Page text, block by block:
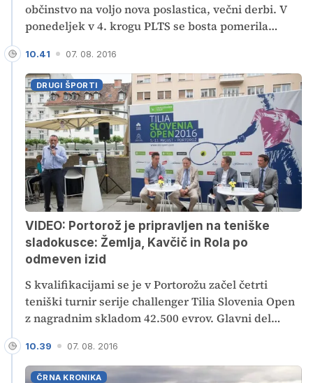
občinstvo na voljo nova poslastica, večni derbi. V
ponedeljek v 4. krogu PLTS se bosta pomerila
prvouvrščeno moštvo minule sezone državnega
prvenstva.
DRUGI ŠPORTI
10.41 07. 08. 2016
VIDEO: Portorož je pripravljen na teniške
sladokusce: Žemlja, Kavčič in Rola po
odmeven izid
S kvalifikacijami se je v Portorožu začel četrti
teniški turnir serije challenger Tilia Slovenia Open
z nagradnim skladom 42.500 evrov. Glavni del
Nemec Florian Mayer, visoko merijo tudi slovenski
tekmovalci.
ČRNA KRONIKA
10.39 07. 08. 2016